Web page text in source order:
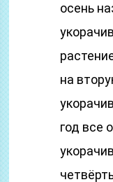
осень
на
год все